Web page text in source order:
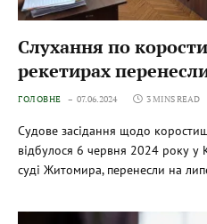
Слухання по
рекетирах
ГОЛОВНЕ 07.06.2024 3 MINS READ
Судове засідання щодо
відбулося 6 червня 2024 року
суді Житомира, перенесли на